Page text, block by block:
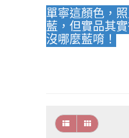
單寧這顏色，
藍，但實品其
沒哪麼藍唷！